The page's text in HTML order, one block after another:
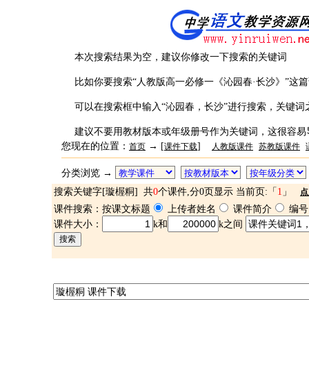
本次搜索结果为空，建议你修改一下搜索的关键词
比如你要搜索“人教版高一必修一《沁园春·长沙》”这
可以在搜索框中输入“沁园春，长沙”进行搜索，关键
建议不要用教材版本或年级册号作为关键词，这很容
您现在的位置： 首页 → [课件下载] 人教版课件 苏教版课件
分类浏览 →
搜索关键字[璇楃粡] 共0个课件,分0页显示 当前页:「 1 」
课件搜索：按课文标题 上传者姓名 课件简介
编号
课件大小：
k和 k之间